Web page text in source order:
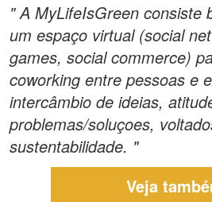
" A MyLifeIsGreen consiste
um espaço virtual (social
games, social commerce)
coworking entre pessoas e
intercâmbio de ideias,
problemas/soluçoes,
sustentabilidade. "
Veja